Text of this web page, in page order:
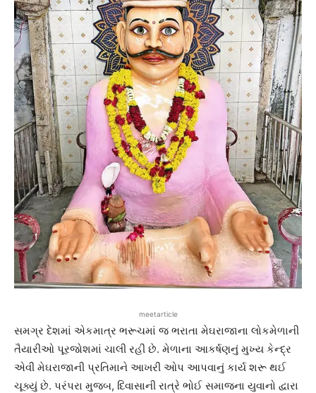
meetarticle
સમગ્ર દેશમાં એકમાત્ર ભરૂચમાં જ ભરાતા મેઘરાજાના લોકમેળાની
તૈયારીઓ પૂરજોશમાં ચાલી રહી છે. મેળાના આકર્ષણનું મુખ્ય કેન્દ્ર
એવી મેઘરાજાની પ્રતિમાને આખરી ઓપ આપવાનું કાર્ય શરૂ થઈ
ચૂક્યું છે. પરંપરા મુજબ, દિવાસાની રાત્રે ભોઈ સમાજના યુવાનો દ્વારા